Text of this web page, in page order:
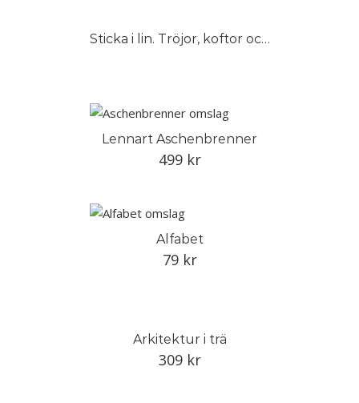
Sticka i lin. Tröjor, koftor och västar
Lennart Aschenbrenner
499 kr
Alfabet
79 kr
Arkitektur i trä
309 kr